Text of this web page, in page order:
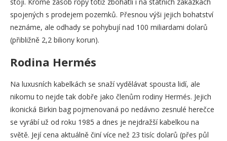
spojených s prodejem pozemků. Přesnou výši jejich bohatství
neznáme, ale odhady se pohybují nad 100 miliardami dolarů
(přibližně 2,2 biliony korun).
Rodina Hermés
Na luxusních kabelkách se snaží vydělávat spousta lidí, ale
nikomu to nejde tak dobře jako členům rodiny Hermés. Jejich
ikonická Birkin bag pojmenovaná po nedávno zesnulé herečce
se vyrábí už od roku 1985 a dnes je nejdražší kabelkou na
světě. Její cena aktuálně činí více než 23 tisíc dolarů (přes půl